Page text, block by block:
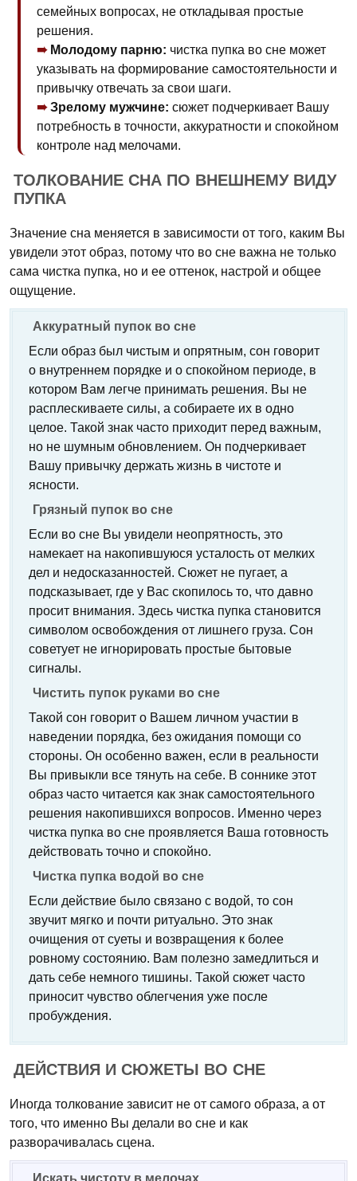
семейных вопросах, не откладывая простые
решения.
Молодому парню: чистка пупка во сне может
указывать на формирование самостоятельности и
привычку отвечать за свои шаги.
Зрелому мужчине: сюжет подчеркивает Вашу
потребность в точности, аккуратности и спокойном
контроле над мелочами.
ТОЛКОВАНИЕ СНА ПО ВНЕШНЕМУ ВИДУ
ПУПКА
Значение сна меняется в зависимости от того, каким Вы
увидели этот образ, потому что во сне важна не только
сама чистка пупка, но и ее оттенок, настрой и общее
ощущение.
Аккуратный пупок во сне
Если образ был чистым и опрятным, сон говорит
о внутреннем порядке и о спокойном периоде, в
котором Вам легче принимать решения. Вы не
расплескиваете силы, а собираете их в одно
целое. Такой знак часто приходит перед важным,
но не шумным обновлением. Он подчеркивает
Вашу привычку держать жизнь в чистоте и
ясности.
Грязный пупок во сне
Если во сне Вы увидели неопрятность, это
намекает на накопившуюся усталость от мелких
дел и недосказанностей. Сюжет не пугает, а
подсказывает, где у Вас скопилось то, что давно
просит внимания. Здесь чистка пупка становится
символом освобождения от лишнего груза. Сон
советует не игнорировать простые бытовые
сигналы.
Чистить пупок руками во сне
Такой сон говорит о Вашем личном участии в
наведении порядка, без ожидания помощи со
стороны. Он особенно важен, если в реальности
Вы привыкли все тянуть на себе. В соннике этот
образ часто читается как знак самостоятельного
решения накопившихся вопросов. Именно через
чистка пупка во сне проявляется Ваша готовность
действовать точно и спокойно.
Чистка пупка водой во сне
Если действие было связано с водой, то сон
звучит мягко и почти ритуально. Это знак
очищения от суеты и возвращения к более
ровному состоянию. Вам полезно замедлиться и
дать себе немного тишины. Такой сюжет часто
приносит чувство облегчения уже после
пробуждения.
ДЕЙСТВИЯ И СЮЖЕТЫ ВО СНЕ
Иногда толкование зависит не от самого образа, а от
того, что именно Вы делали во сне и как
разворачивалась сцена.
Искать чистоту в мелочах